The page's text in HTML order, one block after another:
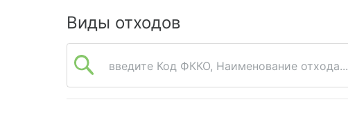
Виды отходов
введите Код ФККО, Наименование отхода...